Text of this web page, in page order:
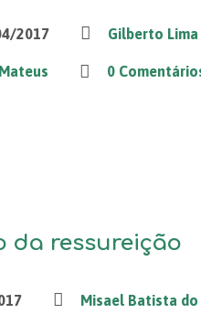
2017 Gilberto Lima
Mateus 0
da ressureição
Misael Batista